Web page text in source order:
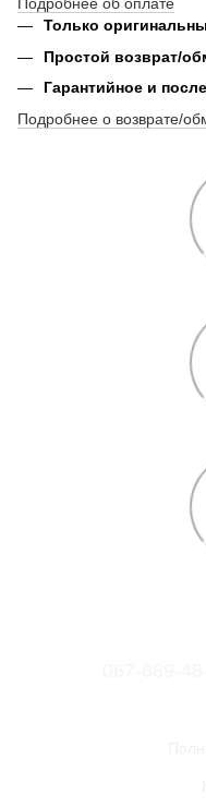
Подробнее об оплате
Только
Простой возврат/
Гарантийное и
Подробнее о возврате/